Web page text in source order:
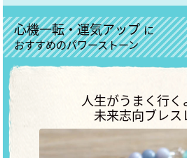
心機一転・運気アップに
おすすめのパワーストーン
人生がうまく行く
未来志向ブレス